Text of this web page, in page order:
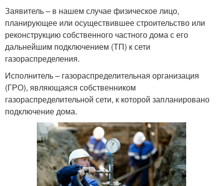
Заявитель – в нашем случае физическое лицо,
планирующее или осуществившее строительство или
реконструкцию собственного частного дома с его
дальнейшим подключением (ТП) к сети
газораспределения.
Исполнитель – газораспределительная организация
(ГРО), являющаяся собственником
газораспределительной сети, к которой запланировано
подключение дома.